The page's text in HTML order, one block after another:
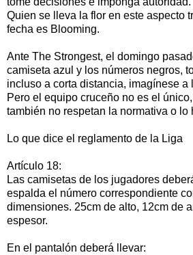
Quien se lleva la flor en este aspecto
fecha es Blooming.
Ante The Strongest, el domingo
camiseta azul y los números negros,
incluso a corta distancia, imagínese a
Pero el equipo cruceño no es el
también no respetan la normativa o lo
Lo que dice el reglamento de la Liga
Artículo 18:
Las camisetas de los jugadores
espalda el número correspondiente
dimensiones. 25cm de alto, 12cm de
espesor.
En el pantalón deberá llevar: